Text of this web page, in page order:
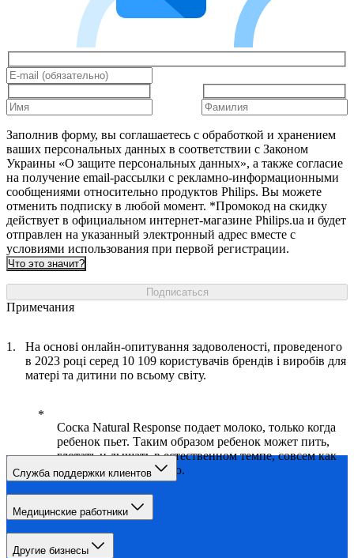
Заполнив форму, вы соглашаетесь с обработкой и хранением
ваших персональных данных в соответствии с Законом
Украины «О защите персональных данных», а также согласие
на получение email-рассылки с рекламно-информационными
сообщениями относительно продуктов Philips. Вы можете
отменить подписку в любой момент. *Промокод на скидку
действует в официальном интернет-магазине Philips.ua и будет
отправлен на указанный электронный адрес вместе с
условиями использования при первой регистрации.
Что это значит?
Подписаться
Примечания
На основі онлайн-опитування задоволеності, проведеного
в 2023 році серед 10 109 користувачів брендів і виробів для
матері та дитини по всьому світу.
Соска Natural Response подает молоко, только когда
ребенок пьет. Таким образом ребенок может пить,
глотать и дышать в естественном темпе, совсем как
при кормлении грудью.
Служба поддержки клиентов
Медицинские работники
Другие бизнесы